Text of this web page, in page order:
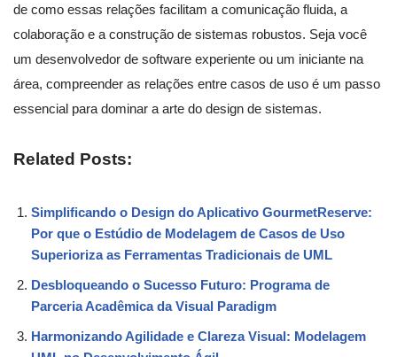
de como essas relações facilitam a comunicação fluida, a
colaboração e a construção de sistemas robustos. Seja você
um desenvolvedor de software experiente ou um iniciante na
área, compreender as relações entre casos de uso é um passo
essencial para dominar a arte do design de sistemas.
Related Posts:
Simplificando o Design do Aplicativo GourmetReserve:
Por que o Estúdio de Modelagem de Casos de Uso
Superioriza as Ferramentas Tradicionais de UML
Desbloqueando o Sucesso Futuro: Programa de
Parceria Acadêmica da Visual Paradigm
Harmonizando Agilidade e Clareza Visual: Modelagem